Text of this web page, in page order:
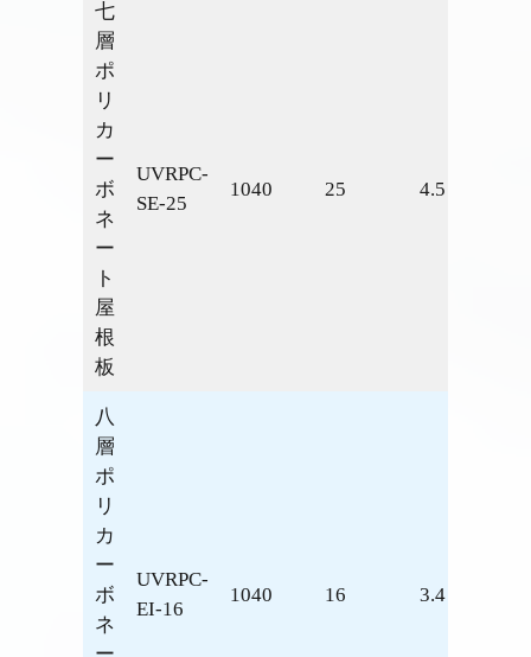
七
層
ポ
リ
カ
ー
ボ
ネ
ー
ト
屋
根
板
UVRPC-
SE-25
1040 25 4.5
八
層
ポ
リ
カ
ー
ボ
ネ
UVRPC-
EI-16
1040 16 3.4